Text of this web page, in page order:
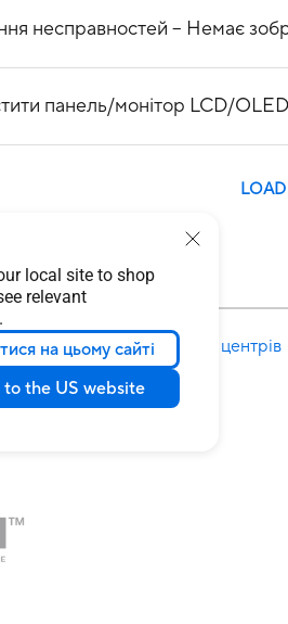
local site to shop
relevant
на цьому сайті
to the US website
Розташування сервісних центрів
несправностей – Немає
панель/монітор LCD/OLED